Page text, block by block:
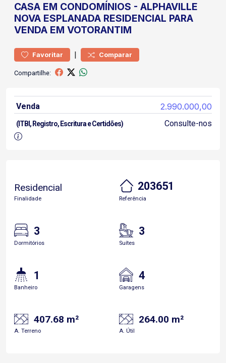
CASA EM CONDOMÍNIOS - ALPHAVILLE
NOVA ESPLANADA RESIDENCIAL PARA
VENDA EM VOTORANTIM
Favoritar | Comparar
Compartilhe:
Venda 2.990.000,00
(ITBI, Registro, Escritura e Certidões) Consulte-nos
Residencial
Finalidade
203651
Referência
3
Dormitórios
3
Suítes
1
Banheiro
4
Garagens
407.68 m²
A. Terreno
264.00 m²
A. Útil